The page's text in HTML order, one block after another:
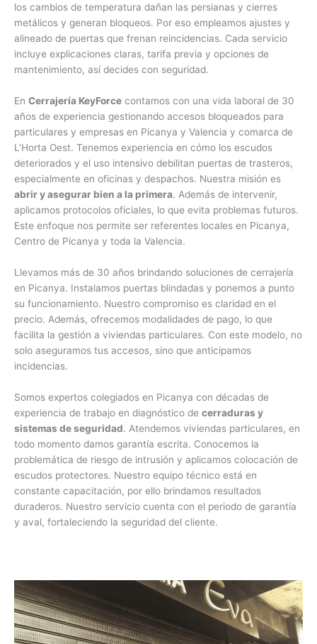
los cambios de temperatura dañan las persianas y cierres
metálicos y generan bloqueos. Por eso empleamos ajustes y
alineado de puertas que frenan reincidencias. Cada servicio
incluye explicaciones claras, tarifa previa y opciones de
mantenimiento, así decides con seguridad.
En Cerrajería KeyForce contamos con una vida laboral de 30
años de experiencia gestionando accesos bloqueados para
particulares y empresas en Picanya y Valencia y comarca de
L’Horta Oest. Tenemos experiencia en cómo los escudos
deteriorados y el uso intensivo debilitan puertas de trasteros,
especialmente en oficinas y despachos. Nuestra misión es
abrir y asegurar bien a la primera. Además de intervenir,
aplicamos protocolos oficiales, lo que evita problemas futuros.
Este enfoque nos permite ser referentes locales en Picanya,
Centro de Picanya y toda la Valencia.
Llevamos más de 30 años brindando soluciones de cerrajería
en Picanya. Instalamos puertas blindadas y ponemos a punto
su funcionamiento. Nuestro compromiso es claridad en el
precio. Además, ofrecemos modalidades de pago, lo que
facilita la gestión a viviendas particulares. Con este modelo, no
solo aseguramos tus accesos, sino que anticipamos
incidencias.
Somos expertos colegiados en Picanya con décadas de
experiencia de trabajo en diagnóstico de cerraduras y
sistemas de seguridad. Atendemos viviendas particulares, en
todo momento damos garantía escrita. Conocemos la
problemática de riesgo de intrusión y aplicamos colocación de
escudos protectores. Nuestro equipo técnico está en
constante capacitación, por ello brindamos resultados
duraderos. Nuestro servicio cuenta con el periodo de garantía
y aval, fortaleciendo la seguridad del cliente.